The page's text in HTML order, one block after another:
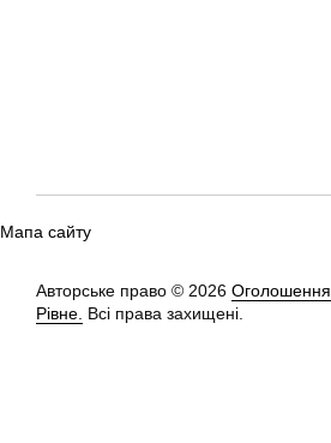
Мапа сайту
Авторське право © 2026 Оголошення
Рівне. Всі права захищені.